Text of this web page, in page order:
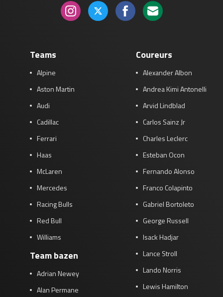
Teams
Alpine
Aston Martin
Audi
Cadillac
Ferrari
Haas
McLaren
Mercedes
Racing Bulls
Red Bull
Williams
Team bazen
Adrian Newey
Alan Permane
Coureurs
Alexander Albon
Andrea Kimi Antonelli
Arvid Lindblad
Carlos Sainz Jr
Charles Leclerc
Esteban Ocon
Fernando Alonso
Franco Colapinto
Gabriel Bortoleto
George Russell
Isack Hadjar
Lance Stroll
Lando Norris
Lewis Hamilton